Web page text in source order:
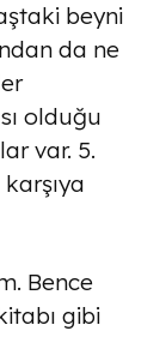
beyni
da ne
olduğu
var. 5.
Bence
gibi